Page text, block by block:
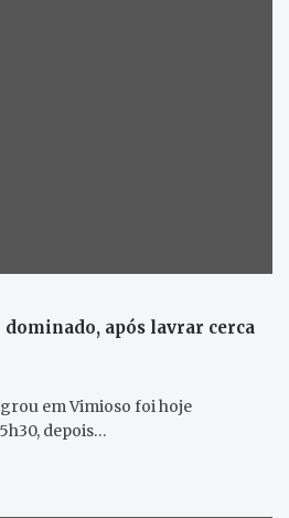
após lavrar cerca
em Vimioso foi hoje
depois…